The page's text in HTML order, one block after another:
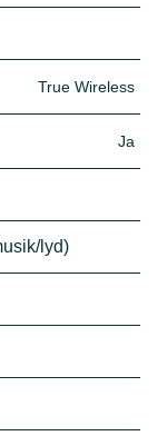
True Wireless
Ja
lyd)